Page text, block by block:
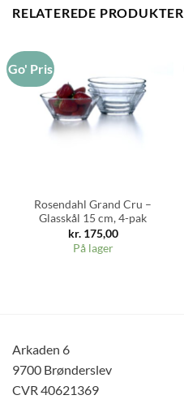
RELATEREDE PRODUKTER
Go' Pris
Rosendahl Grand Cru –
Glasskål 15 cm, 4-pak
kr.175,00
På lager
Arkaden 6
9700 Brønderslev
CVR 40621369